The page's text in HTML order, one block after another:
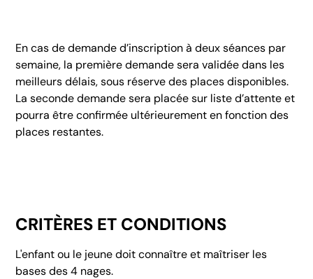
En cas de demande d’inscription à deux séances par
semaine, la première demande sera validée dans les
meilleurs délais, sous réserve des places disponibles.
La seconde demande sera placée sur liste d’attente et
pourra être confirmée ultérieurement en fonction des
places restantes.
CRITÈRES ET CONDITIONS
L'enfant ou le jeune doit connaître et maîtriser les
bases des 4 nages.